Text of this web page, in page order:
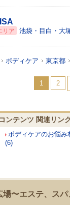
リア 池袋・目白・大
ボディケア 東京都
1 2
ンテンツ 関連リンク
ボディケアのお悩み
(6)
場〜エステ、ス